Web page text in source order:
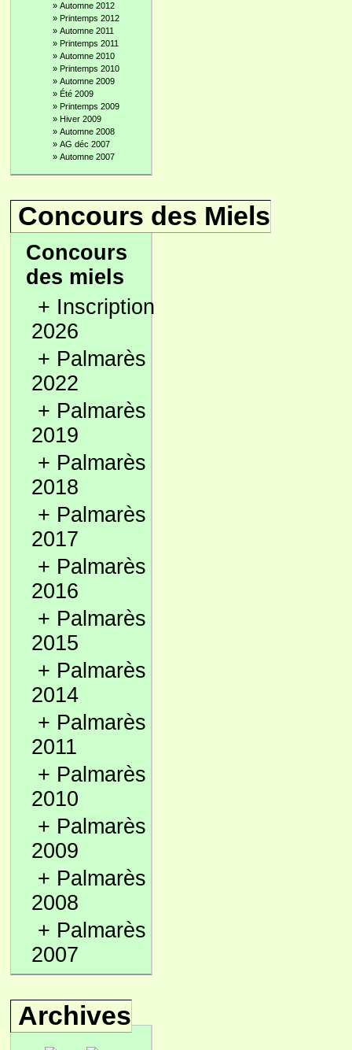
» Automne 2012
» Printemps 2012
» Automne 2011
» Printemps 2011
» Automne 2010
» Printemps 2010
» Automne 2009
» Été 2009
» Printemps 2009
» Hiver 2009
» Automne 2008
» AG déc 2007
» Automne 2007
Concours des Miels
Concours
des miels
+ Inscription
2026
+ Palmarès
2022
+ Palmarès
2019
+ Palmarès
2018
+ Palmarès
2017
+ Palmarès
2016
+ Palmarès
2015
+ Palmarès
2014
+ Palmarès
2011
+ Palmarès
2010
+ Palmarès
2009
+ Palmarès
2008
+ Palmarès
2007
Archives